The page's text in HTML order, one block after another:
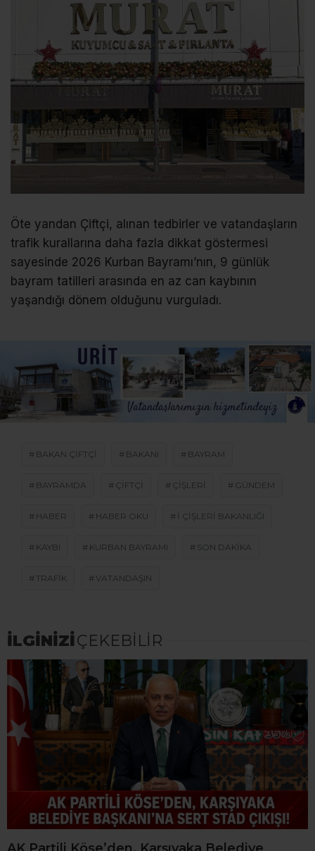
Öte yandan Çiftçi, alınan tedbirler ve vatandaşların
trafik kurallarına daha fazla dikkat göstermesi
sayesinde 2026 Kurban Bayramı’nın, 9 günlük
bayram tatilleri arasında en az can kaybının
yaşandığı dönem olduğunu vurguladı.
BAKAN ÇIFTÇI BAKANI BAYRAM
BAYRAMDA ÇIFTÇI ÇIŞLERI GÜNDEM
HABER HABER OKU I ÇIŞLERI BAKANLIĞI
KAYBI KURBAN BAYRAMI SON DAKİKA
TRAFIK VATANDAŞIN
İLGİNİZİÇEKEBİLİR
AK Partili Köse’den, Karşıyaka Belediye